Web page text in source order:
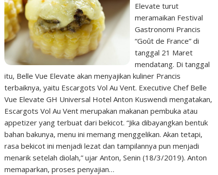
Elevate turut
meramaikan Festival
Gastronomi Prancis
“Goût de France” di
tanggal 21 Maret
mendatang. Di tanggal
itu, Belle Vue Elevate akan menyajikan kuliner Prancis
terbaiknya, yaitu Escargots Vol Au Vent. Executive Chef Belle
Vue Elevate GH Universal Hotel Anton Kuswendi mengatakan,
Escargots Vol Au Vent merupakan makanan pembuka atau
appetizer yang terbuat dari bekicot. “Jika dibayangkan bentuk
bahan bakunya, menu ini memang menggelikan. Akan tetapi,
rasa bekicot ini menjadi lezat dan tampilannya pun menjadi
menarik setelah diolah,” ujar Anton, Senin (18/3/2019). Anton
memaparkan, proses penyajian…